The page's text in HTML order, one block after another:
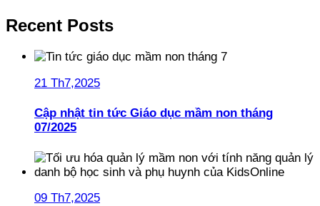
Recent Posts
21 Th7,2025
Cập nhật tin tức Giáo dục mầm non tháng
07/2025
09 Th7,2025